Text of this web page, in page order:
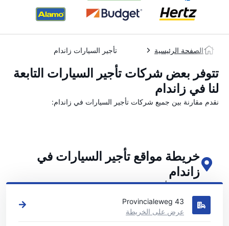
الصفحة الرئيسية تأجير السيارات زاندام
تتوفر بعض شركات تأجير السيارات التابعة
لنا في زاندام
نقدم مقارنة بين جميع شركات تأجير السيارات في زاندام:
خريطة مواقع تأجير السيارات في
زاندام
اطلع على مواقع تأجير السيارات الرئيسية لدينا في زاندام
Provincialeweg 43
عرض على الخريطة